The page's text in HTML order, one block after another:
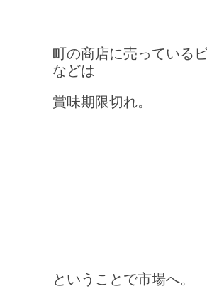
町の商店に売っている
などは
賞味期限切れ。
ということで市場へ。